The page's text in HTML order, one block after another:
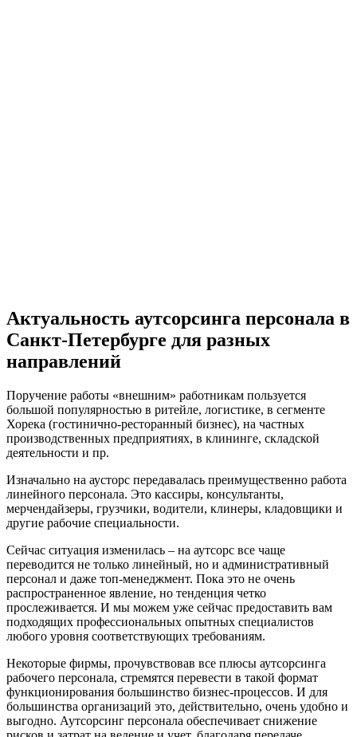
Актуальность аутсорсинга персонала в
Санкт-Петербурге для разных
направлений
Поручение работы «внешним» работникам пользуется
большой популярностью в ритейле, логистике, в сегменте
Хорека (гостинично-ресторанный бизнес), на частных
производственных предприятиях, в клининге, складской
деятельности и пр.
Изначально на аусторс передавалась преимущественно работа
линейного персонала. Это кассиры, консультанты,
мерчендайзеры, грузчики, водители, клинеры, кладовщики и
другие рабочие специальности.
Сейчас ситуация изменилась – на аутсорс все чаще
переводится не только линейный, но и административный
персонал и даже топ-менеджмент. Пока это не очень
распространенное явление, но тенденция четко
прослеживается. И мы можем уже сейчас предоставить вам
подходящих профессиональных опытных специалистов
любого уровня соответствующих требованиям.
Некоторые фирмы, прочувствовав все плюсы аутсорсинга
рабочего персонала, стремятся перевести в такой формат
функционирования большинство бизнес-процессов. И для
большинства организаций это, действительно, очень удобно и
выгодно. Аутсорсинг персонала обеспечивает снижение